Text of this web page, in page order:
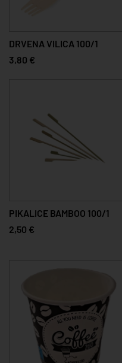
DRVENA VILICA 100/1
3,80 €
PIKALICE BAMBOO 100/1
2,50 €